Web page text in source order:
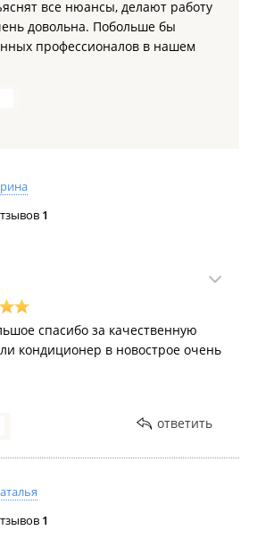
все нюансы, делают работу
довольна. Побольше бы
профессионалов в нашем
1
спасибо за качественную
кондиционер в новострое очень
ответить
1